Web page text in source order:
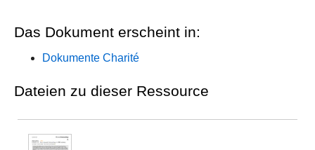
Das Dokument erscheint in:
Dokumente Charité
Dateien zu dieser Ressource